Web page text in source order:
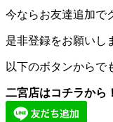
今ならお友達追加で
是非登録をお願いし
以下のボタンからで
二宮店はコチラから